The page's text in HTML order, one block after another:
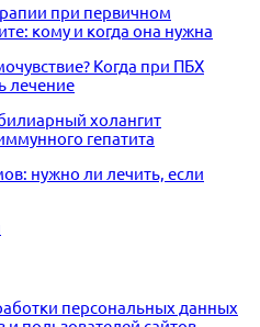
при первичном
кому и когда она нужна
Когда при ПБХ
лечение
холангит
гепатита
нужно ли лечить, если
персональных данных